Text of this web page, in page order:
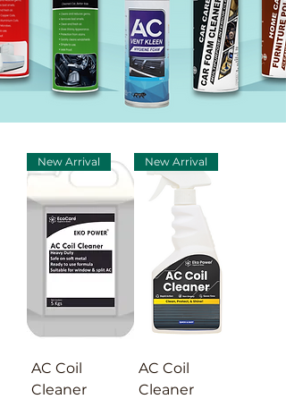
New Arrival
AC Coil
Cleaner
New Arrival
AC Coil
Cleaner